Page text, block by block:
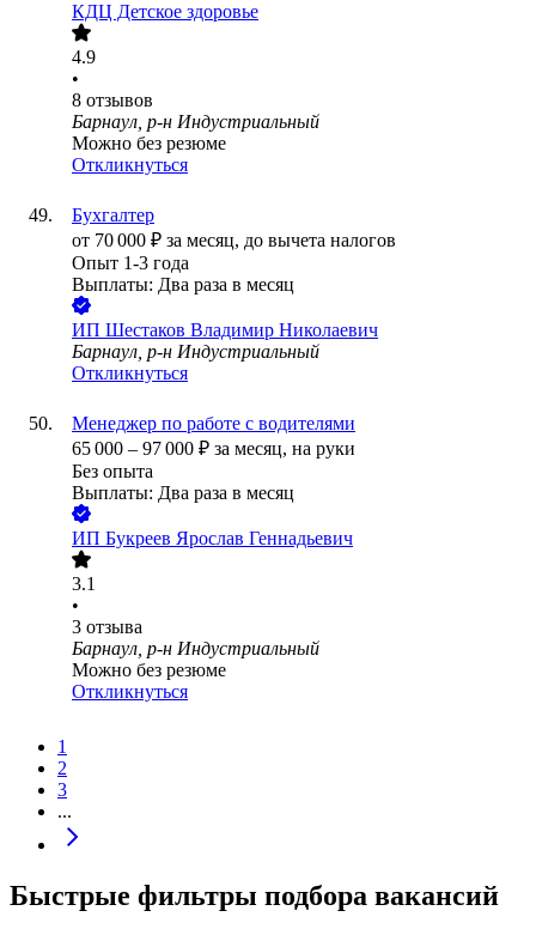
КДЦ Детское здоровье
4.9
•
8 отзывов
Барнаул, р-н Индустриальный
Можно без резюме
Откликнуться
Бухгалтер
от 70 000 ₽ за месяц, до вычета налогов
Опыт 1-3 года
Выплаты: Два раза в месяц
ИП Шестаков Владимир Николаевич
Барнаул, р-н Индустриальный
Откликнуться
Менеджер по работе с водителями
65 000 – 97 000 ₽ за месяц, на руки
Без опыта
Выплаты: Два раза в месяц
ИП Букреев Ярослав Геннадьевич
3.1
•
3 отзыва
Барнаул, р-н Индустриальный
Можно без резюме
Откликнуться
1
2
3
...
Быстрые фильтры подбора вакансий